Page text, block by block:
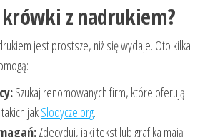
z nadrukiem?
jest prostsze, niż się wydaje. Oto kilka
Szukaj renomowanych firm, które oferują
jakSlodycze.org.
Zdecyduj, jaki tekst lub grafika mają